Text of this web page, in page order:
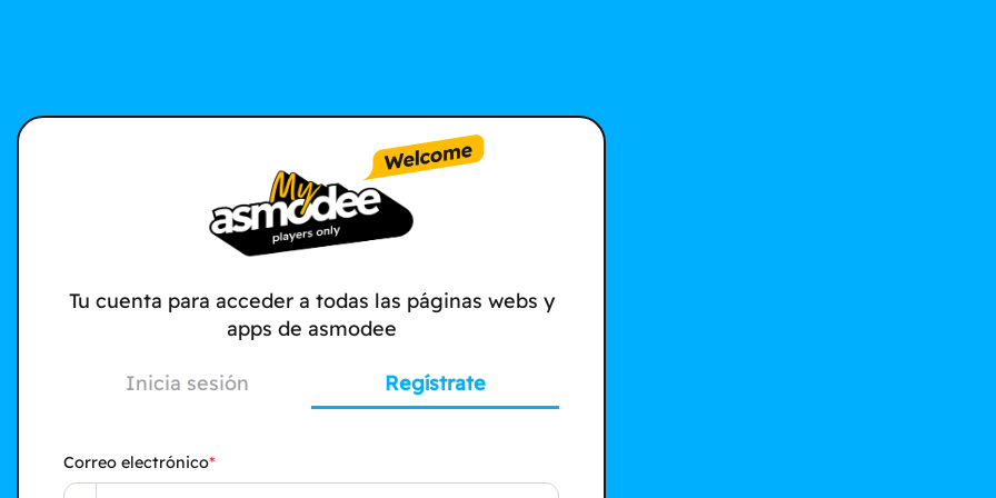
Tu cuenta para acceder a todas las páginas webs y
apps de asmodee
Inicia sesión Regístrate
Correo electrónico